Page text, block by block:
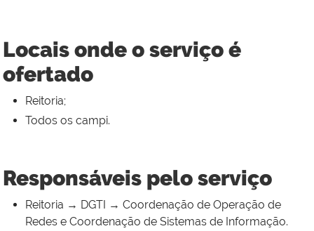
Locais onde o serviço é
ofertado
Reitoria;
Todos os campi.
Responsáveis pelo serviço
Reitoria → DGTI → Coordenação de Operação de
Redes e Coordenação de Sistemas de Informação.